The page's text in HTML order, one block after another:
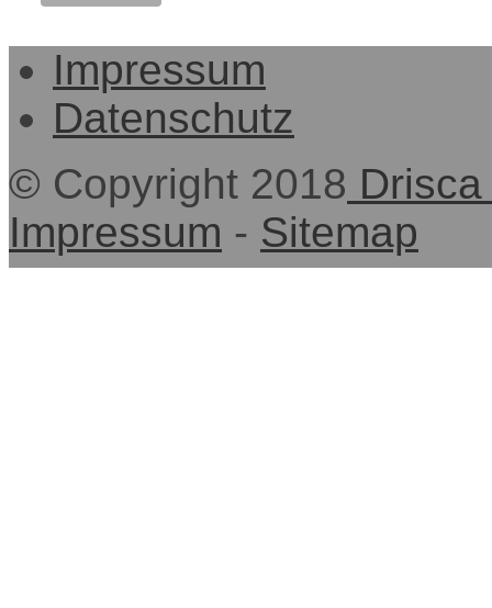
Impressum
Datenschutz
© Copyright 2018
Impressum - Sitemap